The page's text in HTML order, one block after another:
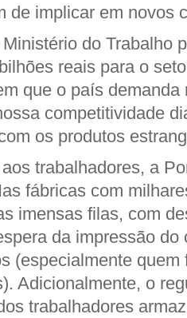
de implicar em novos
do Trabalho
reais para o
que o país demanda
competitividade
os produtos
trabalhadores, a
fábricas com
imensas filas, com
da impressão do
(especialmente quem
Adicionalmente, o
trabalhadores